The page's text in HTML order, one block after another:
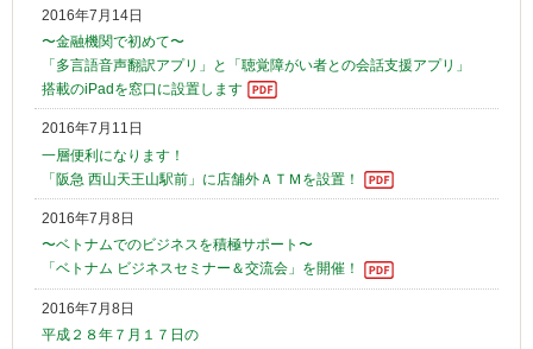
2016年7月14日
〜金融機関で初めて〜
「多言語音声翻訳アプリ」と「聴覚障がい者との会話支援アプリ」
搭載のiPadを窓口に設置します
2016年7月11日
一層便利になります！
「阪急 西山天王山駅前」に店舗外ＡＴＭを設置！
2016年7月8日
〜ベトナムでのビジネスを積極サポート〜
「ベトナム ビジネスセミナー＆交流会」を開催！
2016年7月8日
平成２８年７月１７日の